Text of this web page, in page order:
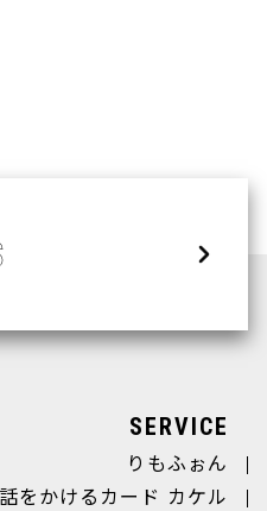
SERVICE
りもふぉん
をかけるカード カケル